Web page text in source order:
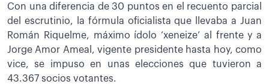
Con una diferencia de 30 puntos en el recuento parcial
del escrutinio, la fórmula oficialista que llevaba a Juan
Román Riquelme, máximo ídolo ‘xeneize’ al frente y a
Jorge Amor Ameal, vigente presidente hasta hoy, como
vice, se impuso en unas elecciones que tuvieron a
43.367 socios votantes.